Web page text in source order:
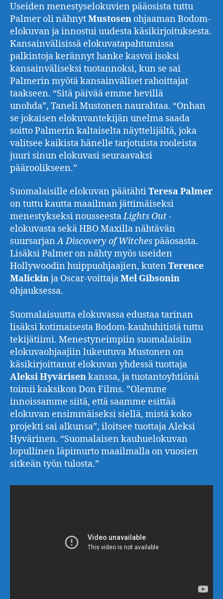
Useiden menestyselokuvien pääosista tuttu
Palmer oli nähnytMustosen ohjaaman Bodom-
elokuvan ja innostui uudesta käsikirjoituksesta.
Kansainvälisissä elokuvatapahtumissa
palkintoja kerännyt hanke kasvoi isoksi
kansainväliseksi tuotannoksi, kun se sai
Palmerin myötä kansainväliset rahoittajat
taakseen. “Sitä päivää emme hevillä
unohda”, Taneli Mustonen naurahtaa. “Onhan
se jokaisen elokuvantekijän unelma saada
soitto Palmerin kaltaiselta näyttelijältä, joka
valitsee kaikista hänelle tarjotuista rooleista
juuri sinun elokuvasi seuraavaksi
pääroolikseen.”
Suomalaisille elokuvan päätähtiTeresa Palmer
on tuttu kautta maailman jättimäiseksi
menestykseksi nousseestaLights Out-
elokuvasta sekä HBO Maxilla nähtävän
suursarjanA Discovery of Witchespääosasta.
Lisäksi Palmer on nähty myös useiden
Hollywoodin huippuohjaajien, kuten Terence
Malickinja Oscar-voittajaMel Gibsonin
ohjauksessa.
Suomalaisuutta elokuvassa edustaa tarinan
lisäksi kotimaisesta Bodom-kauhuhitistä tuttu
tekijätiimi. Menestyneimpiin suomalaisiin
elokuvaohjaajiin lukeutuva Mustonen on
käsikirjoittanut elokuvan yhdessä tuottaja
Aleksi Hyvärisenkanssa, ja tuotantoyhtiönä
toimii kaksikon Don Films. ”Olemme
innoissamme siitä, että saamme esittää
elokuvan ensimmäiseksi siellä, mistä koko
projekti sai alkunsa”, iloitsee tuottaja Aleksi
Hyvärinen. “Suomalaisen kauhuelokuvan
lopullinen läpimurto maailmalla on vuosien
sitkeän työn tulosta.”